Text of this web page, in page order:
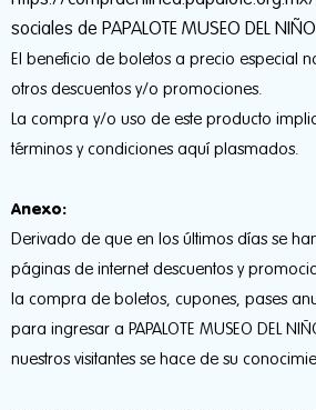
sociales de PAPALOTE MUSEO DEL
El beneficio de boletos a precio especial
otros descuentos y/o promociones.
La compra y/o uso de este producto
términos y condiciones aquí plasmados.
Anexo:
Derivado de que en los últimos días se
páginas de internet descuentos y
la compra de boletos, cupones, pases
para ingresar a PAPALOTE MUSEO DEL
nuestros visitantes se hace de su